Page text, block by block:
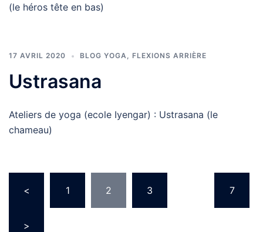
(le héros tête en bas)
17 AVRIL 2020 BLOG YOGA, FLEXIONS ARRIÈRE
Ustrasana
Ateliers de yoga (ecole Iyengar) : Ustrasana (le
chameau)
des
publications
< 1 2 3 7
>